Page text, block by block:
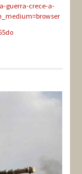
guerra-crece-a-